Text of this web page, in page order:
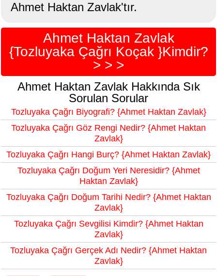
Ahmet Haktan Zavlak'tır.
Ahmet Haktan Zavlak
{Tozluyaka Çağrı Koçak }Kimdir?
> > >
Ahmet Haktan Zavlak Hakkında Sık
Sorulan Sorular
Tozluyaka Çağrı Biyografi? {Ahmet Haktan Zavlak}
Tozluyaka Çağrı Göz Rengi Nedir? {Ahmet Haktan
Zavlak}
Tozluyaka Çağrı Hangi Burç? {Ahmet Haktan Zavlak}
Tozluyaka Çağrı Doğum Yeri Neresidir? {Ahmet
Haktan Zavlak}
Tozluyaka Çağrı Doğum Tarihi Nedir? {Ahmet Haktan
Zavlak}
Tozluyaka Çağrı Sevgilisi Kimdir? {Ahmet Haktan
Zavlak}
Tozluyaka Çağrı Gerçek Adı Nedir? {Ahmet Haktan
Zavlak}